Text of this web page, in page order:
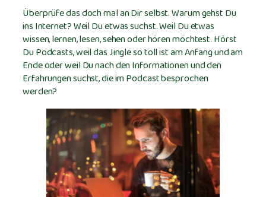
Überprüfe das doch mal an Dir selbst. Warum gehst Du
ins Internet? Weil Du etwas suchst. Weil Du etwas
wissen, lernen, lesen, sehen oder hören möchtest. Hörst
Du Podcasts, weil das Jingle so toll ist am Anfang und am
Ende oder weil Du nach den Informationen und den
Erfahrungen suchst, die im Podcast besprochen
werden?